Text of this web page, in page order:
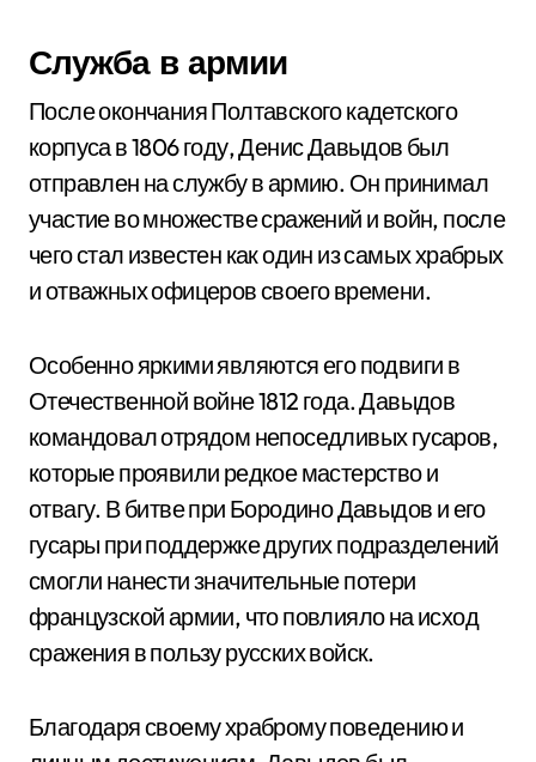
Служба в армии
После окончания Полтавского кадетского
корпуса в 1806 году, Денис Давыдов был
отправлен на службу в армию. Он принимал
участие во множестве сражений и войн, после
чего стал известен как один из самых храбрых
и отважных офицеров своего времени.
Особенно яркими являются его подвиги в
Отечественной войне 1812 года. Давыдов
командовал отрядом непоседливых гусаров,
которые проявили редкое мастерство и
отвагу. В битве при Бородино Давыдов и его
гусары при поддержке других подразделений
смогли нанести значительные потери
французской армии, что повлияло на исход
сражения в пользу русских войск.
Благодаря своему храброму поведению и